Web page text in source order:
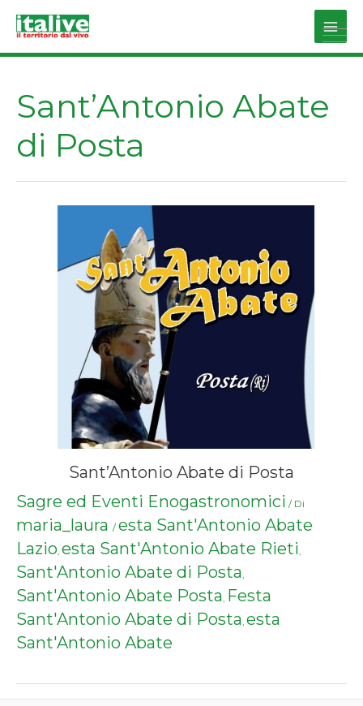
Main
Sant’Antonio Abate
di Posta
Sant’Antonio Abate di Posta
Sagre ed Eventi Enogastronomici / Di
maria_laura / esta Sant'Antonio Abate
Lazio, esta Sant'Antonio Abate Rieti,
Sant'Antonio Abate di Posta,
Sant'Antonio Abate Posta, Festa
Sant'Antonio Abate di Posta, esta
Sant'Antonio Abate